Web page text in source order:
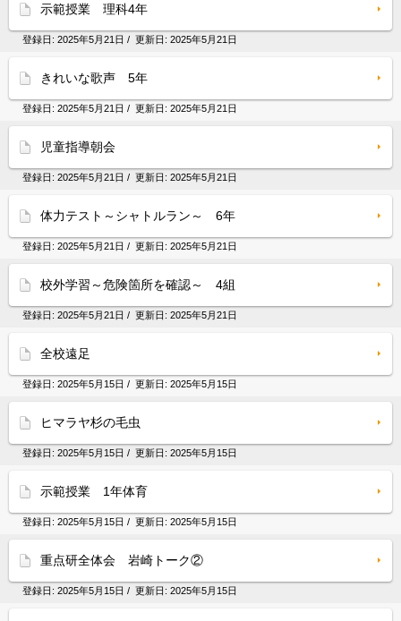
示範授業 理科4年
登録日: 2025年5月21日 / 更新日: 2025年5月21日
きれいな歌声 5年
登録日: 2025年5月21日 / 更新日: 2025年5月21日
児童指導朝会
登録日: 2025年5月21日 / 更新日: 2025年5月21日
体力テスト～シャトルラン～ 6年
登録日: 2025年5月21日 / 更新日: 2025年5月21日
校外学習～危険箇所を確認～ 4組
登録日: 2025年5月21日 / 更新日: 2025年5月21日
全校遠足
登録日: 2025年5月15日 / 更新日: 2025年5月15日
ヒマラヤ杉の毛虫
登録日: 2025年5月15日 / 更新日: 2025年5月15日
示範授業 1年体育
登録日: 2025年5月15日 / 更新日: 2025年5月15日
重点研全体会 岩崎トーク②
登録日: 2025年5月15日 / 更新日: 2025年5月15日